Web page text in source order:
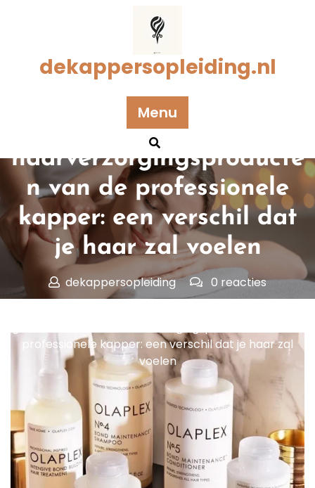
dekappersopleiding.nl
Menu
Geplaatst op 28 oktober 2025
De geconcentreerde
haarverzorgingsproducte
n van de professionele
kapper: een verschil dat
je haar zal voelen
dekappersopleiding
0 reacties
professionele kapper: een verschil dat je haar zal
voelen